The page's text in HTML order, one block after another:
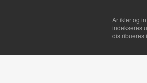
Artikler og
indekseres
distribueres